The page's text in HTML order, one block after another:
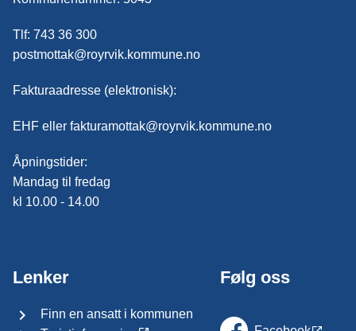
Tlf: 743 36 300
postmottak@royrvik.kommune.no
Fakturaadresse (elektronisk):
EHF eller fakturamottak@royrvik.kommune.no
Åpningstider:
Mandag til fredag
kl 10.00 - 14.00
Lenker
Finn en ansatt i kommunen
Følg oss